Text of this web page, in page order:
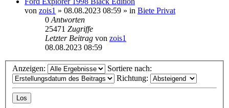
von zois1 » 08.08.2023 08:59 » in Biete Privat
0 Antworten
25471 Zugriffe
Letzter Beitrag von zois1
08.08.2023 08:59
Anzeigen:
Sortiere nach:
Richtung: